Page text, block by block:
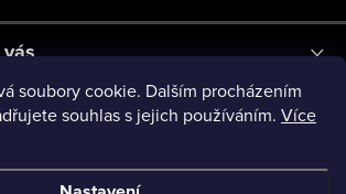
soubory cookie. Dalším procházením
souhlas s jejich používáním. Více